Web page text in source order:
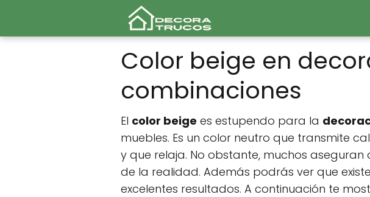
Color beige en
combinaciones
El color beige es estupendo para la
muebles. Es un color neutro que transmite
y que relaja. No obstante, muchos
de la realidad. Además podrás ver que
excelentes resultados. A continuación te